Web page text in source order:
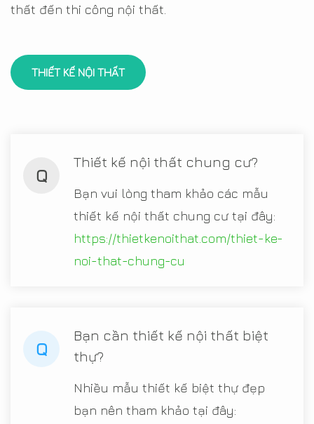
thất đến thi công nội thất.
THIẾT KẾ NỘI THẤT
Q
Thiết kế nội thất chung cư?
Bạn vui lòng tham khảo các mẫu
thiết kế nội thất chung cư tại đây:
https://thietkenoithat.com/thiet-ke-
noi-that-chung-cu
Q
Bạn cần thiết kế nội thất biệt
thự?
Nhiều mẫu thiết kế biệt thự đẹp
bạn nên tham khảo tại đây: